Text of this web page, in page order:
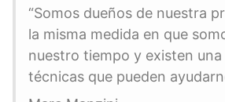
“Somos dueños de nuestra
la misma medida en que
nuestro tiempo y existen una
técnicas que pueden